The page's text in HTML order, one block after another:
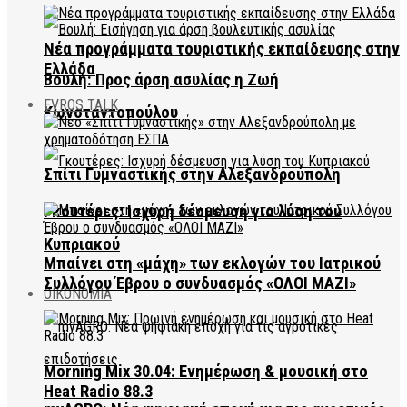
Βουλή: Προς άρση ασυλίας η Ζωή
Κωνσταντοπούλου
Γκουτέρες: Ισχυρή δέσμευση για λύση του
Κυπριακού
ΟΙΚΟΝΟΜΙΑ
Νέα προγράμματα τουριστικής εκπαίδευσης στην
Ελλάδα
EVROS TALK
Σπίτι Γυμναστικής στην Αλεξανδρούπολη
Μπαίνει στη «μάχη» των εκλογών του Ιατρικού
Συλλόγου Έβρου ο συνδυασμός «ΟΛΟΙ ΜΑΖΙ»
Morning Mix 30.04: Ενημέρωση & μουσική στο
Heat Radio 88.3